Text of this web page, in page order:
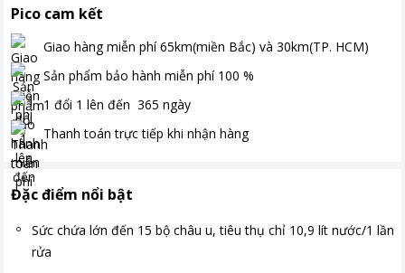
Pico cam kết
Giao hàng miễn phí 65km(miền Bắc) và 30km(TP. HCM)
Sản phẩm bảo hành miễn phí 100 %
1 đổi 1 lên đến 365 ngày
Thanh toán trực tiếp khi nhận hàng
Đặc điểm nổi bật
Sức chứa lớn đến 15 bộ châu u, tiêu thụ chỉ 10,9 lít nước/1 lần
rửa